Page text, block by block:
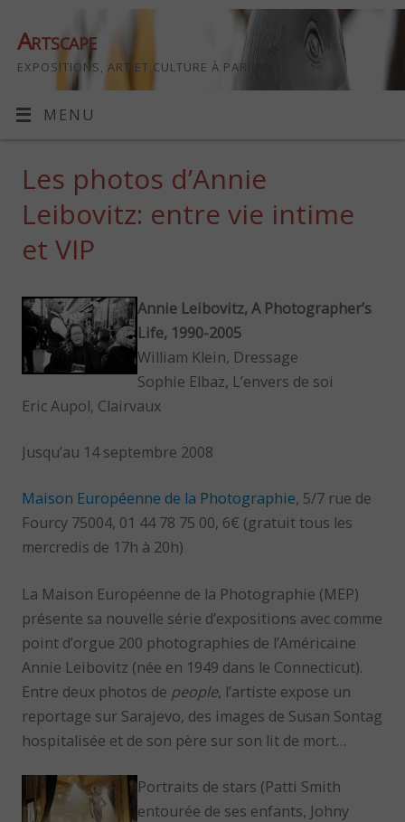
Artscape
EXPOSITIONS, ART ET CULTURE À PARIS
MENU
Les photos d’Annie
Leibovitz: entre vie intime
et VIP
Annie Leibovitz, A Photographer’s
Life, 1990-2005
William Klein, Dressage
Sophie Elbaz, L’envers de soi
Eric Aupol, Clairvaux
Jusqu’au 14 septembre 2008
Maison Européenne de la Photographie, 5/7 rue de
Fourcy 75004, 01 44 78 75 00, 6€ (gratuit tous les
mercredis de 17h à 20h)
La Maison Européenne de la Photographie (MEP)
présente sa nouvelle série d’expositions avec comme
point d’orgue 200 photographies de l’Américaine
Annie Leibovitz (née en 1949 dans le Connecticut).
Entre deux photos de people, l’artiste expose un
reportage sur Sarajevo, des images de Susan Sontag
hospitalisée et de son père sur son lit de mort…
Portraits de stars (Patti Smith
entourée de ses enfants, Johny